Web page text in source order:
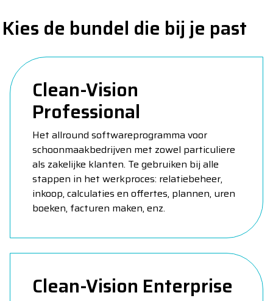
Kies de bundel die bij je past
Clean-Vision
Professional
Het allround softwareprogramma voor
schoonmaakbedrijven met zowel particuliere
als zakelijke klanten. Te gebruiken bij alle
stappen in het werkproces: relatiebeheer,
inkoop, calculaties en offertes, plannen, uren
boeken, facturen maken, enz.
Clean-Vision Enterprise